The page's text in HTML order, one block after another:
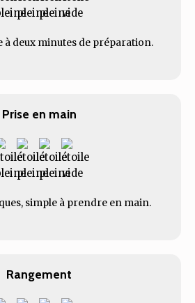
à deux minutes de préparation.
Prise en main
simple à prendre en main.
Rangement